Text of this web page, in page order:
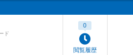
ド
閲覧履歴
0